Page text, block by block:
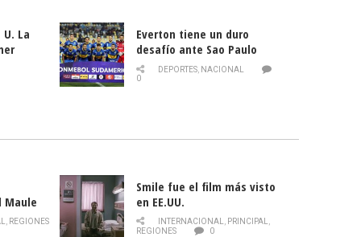
La
Everton tiene un duro
desafío ante Sao Paulo
DEPORTES, NACIONAL
0
Maule
de la
, REGIONES
Smile fue el film más visto
en EE.UU.
INTERNACIONAL, PRINCIPAL,
REGIONES
0